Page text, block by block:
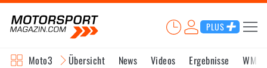
PLUS
Moto3 Übersicht News Videos Ergebnisse WM-